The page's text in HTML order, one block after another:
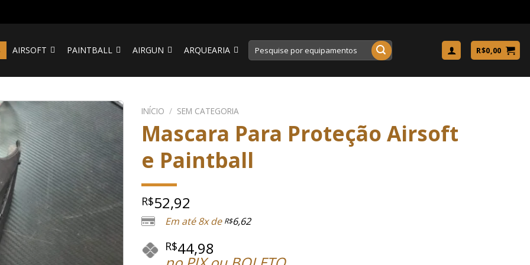
AIRSOFT PAINTBALL AIRGUN ARQUEARIA
Pesquisar
por:
R$0,00
INÍCIO / SEM CATEGORIA
Mascara Para Proteção Airsoft
e Paintball
R$52,92
Em até 8x de R$6,62
R$44,98